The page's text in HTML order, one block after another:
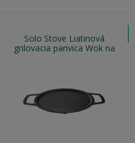
Solo Stove Liatinová
grilovacia panvica Wok na
ohnisko RANGER